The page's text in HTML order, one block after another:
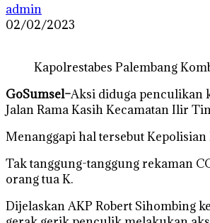
admin
02/02/2023
Kapolrestabes Palembang
GoSumsel–Aksi diduga penculikan
Jalan Rama Kasih Kecamatan Ilir
Menanggapi hal tersebut
Tak tanggung-tanggung rekaman
orang tua K.
Dijelaskan AKP Robert Sihombing